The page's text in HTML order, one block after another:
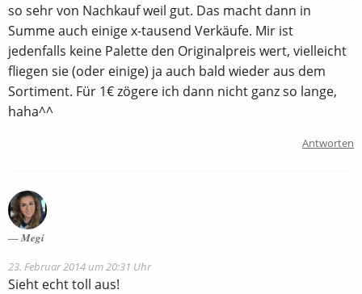
so sehr von Nachkauf weil gut. Das macht dann in
Summe auch einige x-tausend Verkäufe. Mir ist
jedenfalls keine Palette den Originalpreis wert, vielleicht
fliegen sie (oder einige) ja auch bald wieder aus dem
Sortiment. Für 1€ zögere ich dann nicht ganz so lange,
haha^^
Antworten
Megi
23. Februar 2014 um 20:31 Uhr
Sieht echt toll aus!